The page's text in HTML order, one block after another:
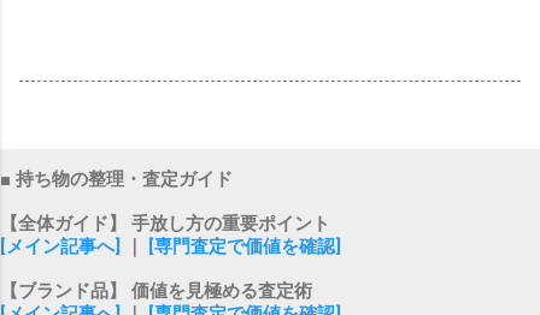
■ 持ち物の整理・査定ガイド
【全体ガイド】 手放し方の重要ポイント
[メイン記事へ]
[専門査定で価値を確認]
【ブランド品】 価値を見極める査定術